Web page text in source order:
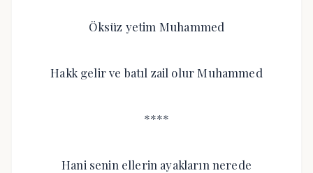
Öksüz yetim Muhammed
Hakk gelir ve batıl zail olur Muhammed
****
Hani senin ellerin ayakların nerede